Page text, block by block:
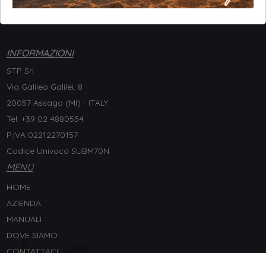
INFORMAZIONI
STP Srl
Via Galileo Galilei, 8
20057 Assago (MI) - ITALY
Tel. +39 02 4880554
P.IVA 02212270157
Codice Univoco SUBM70N
MENU
HOME
AZIENDA
MANUALI
DOVE SIAMO